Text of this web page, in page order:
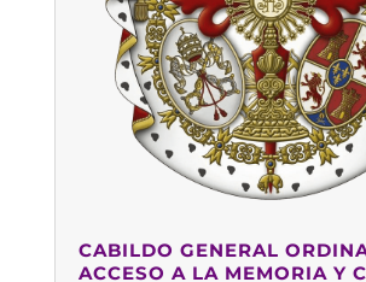
CABILDO GENERAL
ACCESO A LA MEMORIA Y